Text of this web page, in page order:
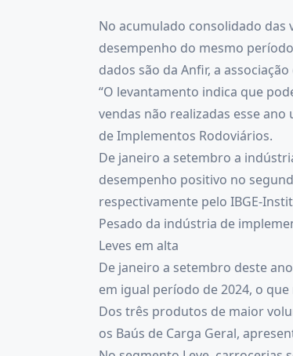
No acumulado consolidado
desempenho do mesmo
dados são da Anfir, a
“O levantamento indica que
vendas não realizadas esse
de Implementos Rodoviários.
De janeiro a setembro a
desempenho positivo no
respectivamente pelo IBGE-
Pesado da indústria de
Leves em alta
De janeiro a setembro deste
em igual período de 2024, o
Dos três produtos de maior
os Baús de Carga Geral,